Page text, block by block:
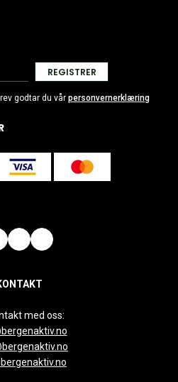
REGISTRER
godtar du vår personvernerklæring
med oss: